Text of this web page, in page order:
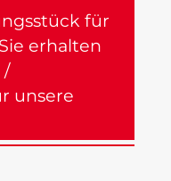
für
erhalten
/
unsere